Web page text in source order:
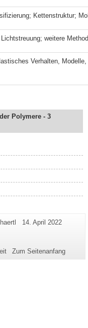
Kettenstruktur;
weitere
Verhalten,
Polymere - 3
Letzte
14. April 2022
Zum Seitenanfang